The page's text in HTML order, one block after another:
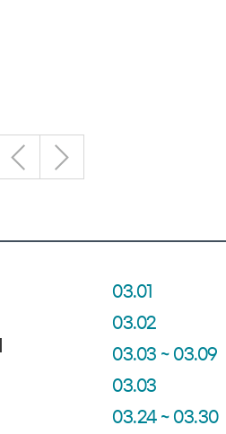
03.01
03.02
03.03 ~ 03.09
03.03
03.24 ~ 03.30